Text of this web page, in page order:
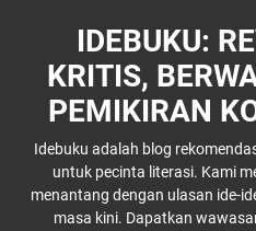
IDEBUKU:
KRITIS,
PEMIKIRAN
Idebuku adalah blog
untuk pecinta literasi. Kami
menantang dengan ulasan ide-
masa kini. Dapatkan